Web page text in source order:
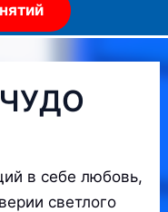
в себе любовь,
светлого